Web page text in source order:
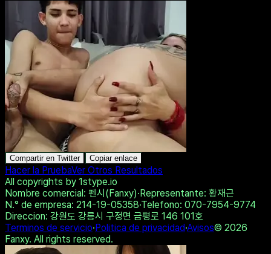
30~35
Vanilla
Tienes tendencias Vanilla. Prefieres relaciones
convencionales y románticas por encima de los elementos
BDSM. Encuentras satisfacción en relaciones suaves e
igualitarias, y buscas relaciones basadas en el respeto mutuo
en lugar de una división extrema de roles.
Compartir en Twitter Copiar enlace